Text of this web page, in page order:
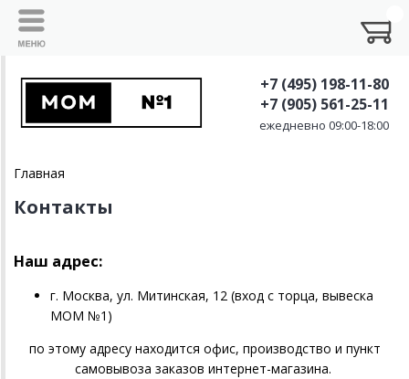
+7 (495) 198-11-80
+7 (905) 561-25-11
ежедневно 09:00-18:00
Главная
Контакты
Наш адрес:
г. Москва, ул. Митинская, 12 (вход с торца, вывеска
MOM №1)
по этому адресу находится офис, производство и пункт
самовывоза заказов интернет-магазина.